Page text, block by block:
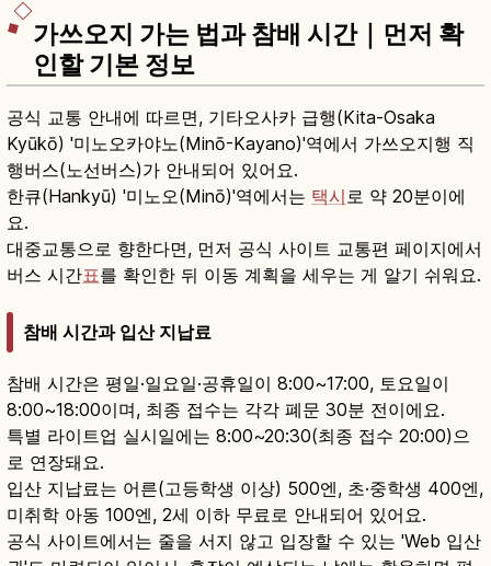
가쓰오지 가는 법과 참배 시간｜먼저 확
인할 기본 정보
공식 교통 안내에 따르면, 기타오사카 급행(Kita-Osaka
Kyūkō) '미노오카야노(Minō-Kayano)'역에서 가쓰오지행 직
행버스(노선버스)가 안내되어 있어요.
한큐(Hankyū) '미노오(Minō)'역에서는 택시 로 약 20분이에
요.
대중교통으로 향한다면, 먼저 공식 사이트 교통편 페이지에서
버스 시간표를 확인한 뒤 이동 계획을 세우는 게 알기 쉬워요.
참배 시간과 입산 지납료
참배 시간은 평일·일요일·공휴일이 8:00~17:00, 토요일이
8:00~18:00이며, 최종 접수는 각각 폐문 30분 전이에요.
특별 라이트업 실시일에는 8:00~20:30(최종 접수 20:00)으
로 연장돼요.
입산 지납료는 어른(고등학생 이상) 500엔, 초·중학생 400엔,
미취학 아동 100엔, 2세 이하 무료로 안내되어 있어요.
공식 사이트에서는 줄을 서지 않고 입장할 수 있는 'Web 입산